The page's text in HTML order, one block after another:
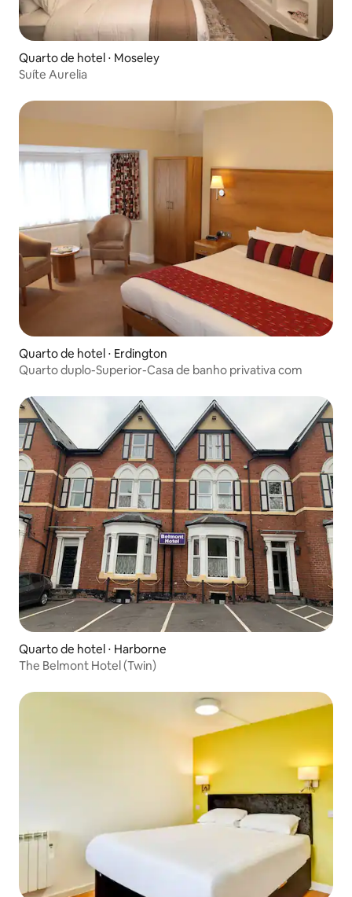
Quarto de hotel ⋅ Moseley
Suíte Aurelia
Quarto de hotel ⋅ Erdington
Quarto duplo-Superior-Casa de banho privativa com
Quarto de hotel ⋅ Harborne
The Belmont Hotel (Twin)